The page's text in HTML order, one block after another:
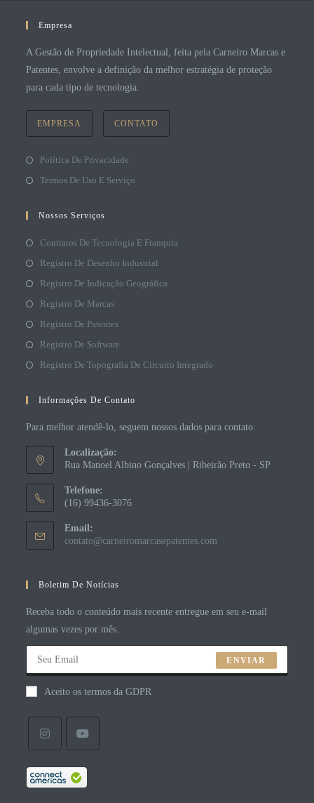
Empresa
A Gestão de Propriedade Intelectual, feita pela Carneiro Marcas e
Patentes, envolve a definição da melhor estratégia de proteção
para cada tipo de tecnologia.
EMPRESA CONTATO
Política De Privacidade
Termos De Uso E Serviço
Nossos Serviços
Contratos De Tecnologia E Franquia
Registro De Desenho Industrial
Registro De Indicação Geográfica
Registro De Marcas
Registro De Patentes
Registro De Software
Registro De Topografia De Circuito Integrado
Informações De Contato
Para melhor atendê-lo, seguem nossos dados para contato.
Localização:
Rua Manoel Albino Gonçalves | Ribeirão Preto - SP
Telefone:
(16) 99436-3076
Email:
contato@carneiromarcasepatentes.com
Boletim De Notícias
Receba todo o conteúdo mais recente entregue em seu e-mail
algumas vezes por mês.
ENVIAR
Aceito os termos da GDPR